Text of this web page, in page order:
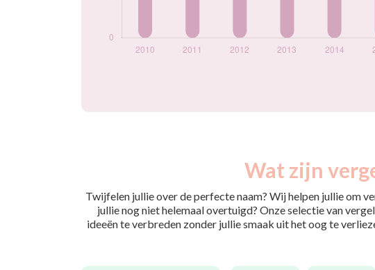
Wat zijn
Twijfelen jullie over de perfecte naam? Wij helpen jullie om
jullie nog niet helemaal overtuigd? Onze selectie van
ideeën te verbreden zonder jullie smaak uit het oog te